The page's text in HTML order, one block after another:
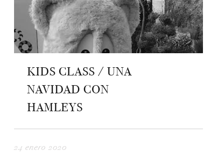
KIDS CLASS / UNA
NAVIDAD CON
HAMLEYS
24 enero 2020